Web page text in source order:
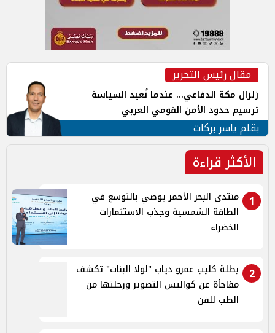
مقال رئيس التحرير
زلزال مكة الدفاعي... عندما تُعيد السياسة
ترسيم حدود الأمن القومي العربي
بقلم ياسر بركات
الأكثر قراءة
1
منتدى البحر الأحمر يوصي بالتوسع في
الطاقة الشمسية وجذب الاستثمارات
الخضراء
2
بطلة كليب عمرو دياب "لولا البنات" تكشف
مفاجأة عن كواليس التصوير ورحلتها من
الطب للفن